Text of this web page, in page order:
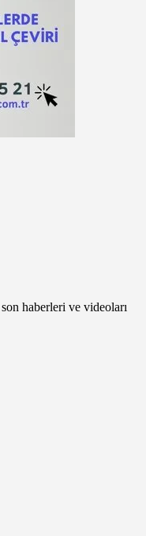
haberleri ve videoları